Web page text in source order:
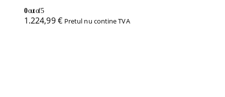
0out of 5
1.224,99€ Pretul nu contine TVA